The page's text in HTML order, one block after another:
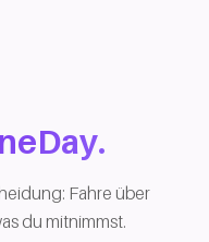
Fahre über
du mitnimmst.